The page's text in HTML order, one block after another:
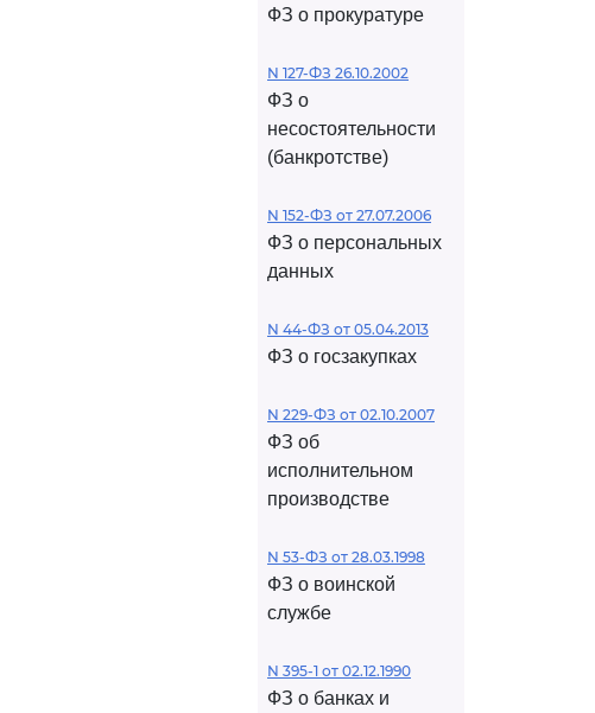
ФЗ о прокуратуре
N 127-ФЗ 26.10.2002
ФЗ о
несостоятельности
(банкротстве)
N 152-ФЗ от 27.07.2006
ФЗ о персональных
данных
N 44-ФЗ от 05.04.2013
ФЗ о госзакупках
N 229-ФЗ от 02.10.2007
ФЗ об
исполнительном
производстве
N 53-ФЗ от 28.03.1998
ФЗ о воинской
службе
N 395-1 от 02.12.1990
ФЗ о банках и